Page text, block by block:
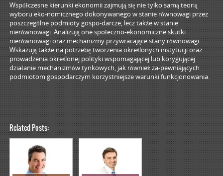
Współczesne kierunki ekonomii zajmują się nie tylko samą teorią
wyboru eko-nomicznego dokonywanego w stanie równowagi przez
poszczególne podmioty gospo-darcze, lecz także w stanie
nierównowagi. Analizują one społeczno-ekonomiczne skutki
nierównowagi oraz mechanizmy przywracające stany równowagi.
Wskazują także na potrzebę tworzenia określonych instytucji oraz
prowadzenia określonej polityki wspomagającej lub korygującej
działanie mechanizmów tynkowych, jak również za-pewniających
podmiotom gospodarczym korzystniejsze warunki funkcjonowania.
Related Posts: